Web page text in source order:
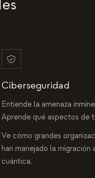
Ciberseguridad
Entiende la amenaza
Aprende qué aspectos de
Ve cómo grandes
han manejado la
cuántica.